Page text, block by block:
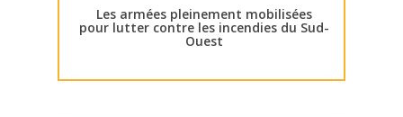
Les armées pleinement mobilisées
pour lutter contre les incendies du Sud-
Ouest